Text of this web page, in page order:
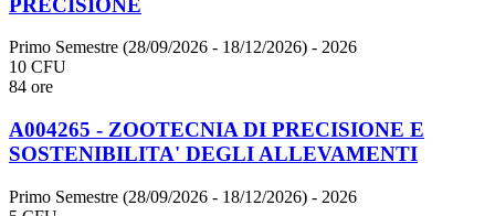
Primo Semestre (28/09/2026 - 18/12/2026) - 2026
10 CFU
84 ore
A004265 - ZOOTECNIA DI PRECISIONE E
SOSTENIBILITA' DEGLI ALLEVAMENTI
Primo Semestre (28/09/2026 - 18/12/2026) - 2026